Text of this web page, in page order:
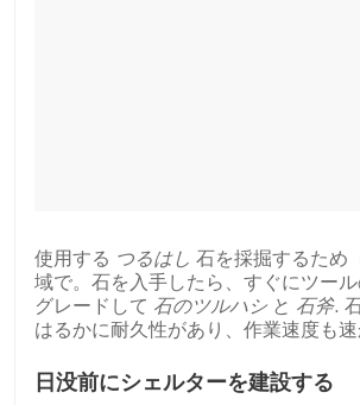
使用する つるはし 石を採掘するため
域で。石を入手したら、すぐにツー
グレードして 石のツルハシ と 石斧.
はるかに耐久性があり、作業速度も
日没前にシェルターを建設する